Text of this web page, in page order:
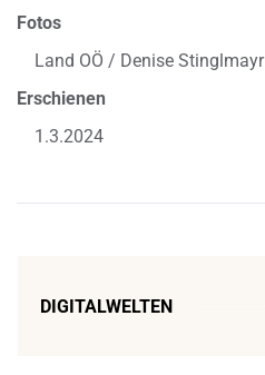
Fotos
Land OÖ / Denise Stinglmayr
Erschienen
1.3.2024
DIGITALWELTEN